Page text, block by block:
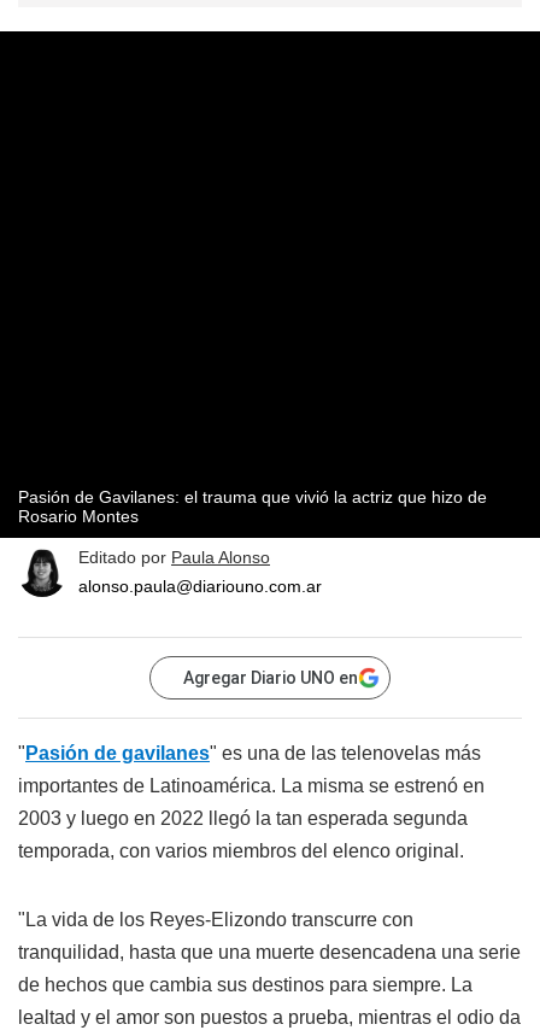
Pasión de Gavilanes: el trauma que vivió la actriz que hizo de
Rosario Montes
Editado por Paula Alonso
alonso.paula@diariouno.com.ar
Agregar Diario UNO en
" Pasión de gavilanes" es una de las telenovelas más
importantes de Latinoamérica. La misma se estrenó en
2003 y luego en 2022 llegó la tan esperada segunda
temporada, con varios miembros del elenco original.
"La vida de los Reyes-Elizondo transcurre con
tranquilidad, hasta que una muerte desencadena una serie
de hechos que cambia sus destinos para siempre. La
lealtad y el amor son puestos a prueba, mientras el odio da